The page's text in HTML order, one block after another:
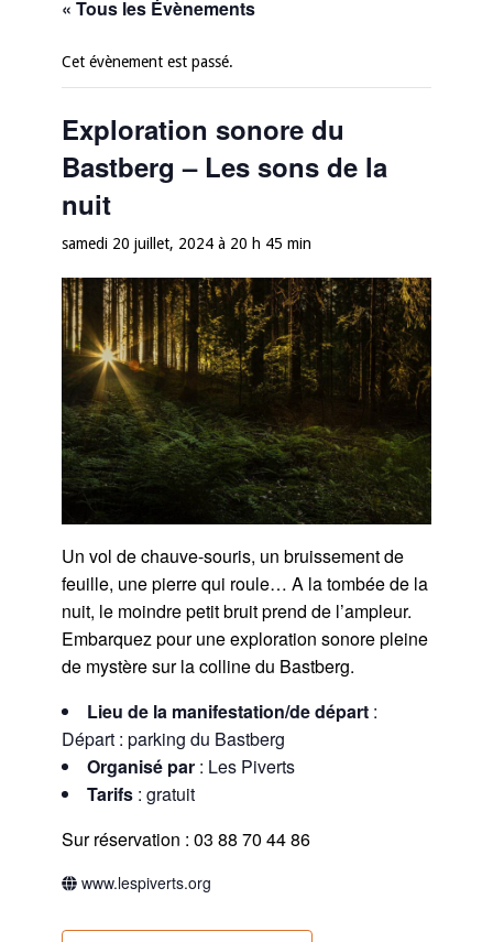
« Tous les Évènements
Cet évènement est passé.
Exploration sonore du
Bastberg – Les sons de la
nuit
samedi 20 juillet, 2024 à 20 h 45 min
Un vol de chauve-souris, un bruissement de
feuille, une pierre qui roule… A la tombée de la
nuit, le moindre petit bruit prend de l’ampleur.
Embarquez pour une exploration sonore pleine
de mystère sur la colline du Bastberg.
Lieu de la manifestation/de départ:
Départ : parking du Bastberg
Organisé par: Les Piverts
Tarifs: gratuit
Sur réservation : 03 88 70 44 86
www.lespiverts.org